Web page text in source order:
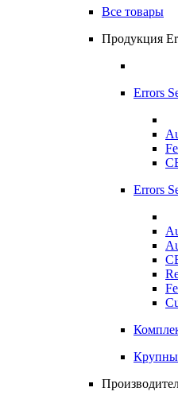
Все товары
Продукция
Errors
Errors